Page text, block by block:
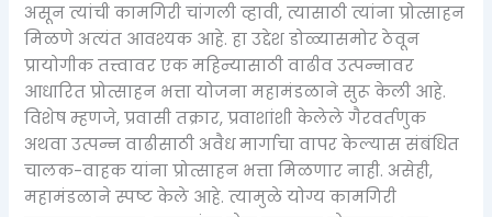
असून त्यांची कामगिरी चांगली व्हावी, त्यासाठी त्यांना प्रोत्साहन
मिळणे अत्यंत आवश्यक आहे. हा उद्देश डोळ्यासमोर ठेवून
प्रायोगीक तत्त्वावर एक महिन्यासाठी वाढीव उत्पन्नावर
आधारित प्रोत्साहन भत्ता योजना महामंडळाने सुरू केली आहे.
विशेष म्हणजे, प्रवासी तक्रार, प्रवाशांशी केलेले गैरवर्तणुक
अथवा उत्पन्न वाढीसाठी अवैध मार्गाचा वापर केल्यास संबंधित
चालक-वाहक यांना प्रोत्साहन भत्ता मिळणार नाही. असेही,
महामंडळाने स्पष्ट केले आहे. त्यामुळे योग्य कामगिरी